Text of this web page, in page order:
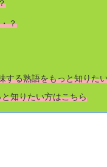
？
する熟語をもっと知りた
知りたい方はこちら